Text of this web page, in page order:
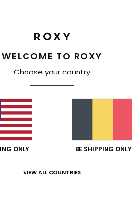
WELCOME TO ROXY
Choose your country
ONLY BE SHIPPING ONLY
VIEW ALL COUNTRIES